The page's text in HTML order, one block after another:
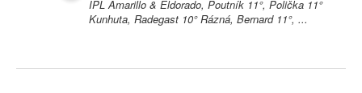
IPL Amarillo & Eldorado, Poutník 11°, Polička 11°
Kunhuta, Radegast 10° Rázná, Bernard 11°, ...